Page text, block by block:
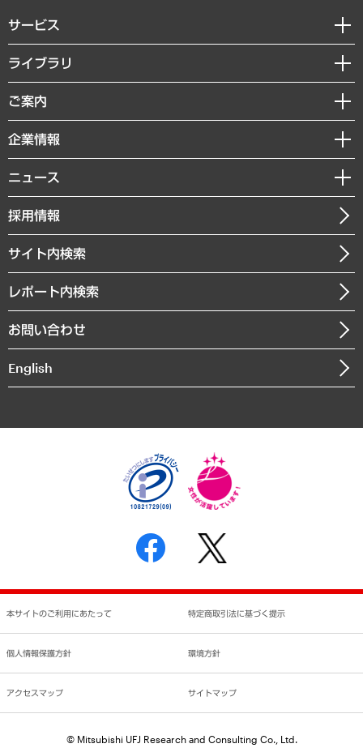
サービス
経営戦略
組織・人事戦略
デジタルイノベーション
共生・ダイバーシティ
GRC（ガバナンス・リスク・コンプライアンス）・防災（政策）
経済・産業・雇用・労働
まちづくり・観光・交通・スポーツ・スマートシティ
自然資源・農林水産業・食料システム
ライブラリ
経済調査
レポート
コラム
経営用語集
受託・受注実績（官公庁関連）
メディア掲載・出演
ご案内
セミナー・イベント情報
MUFGビジネスセミナー
受託案件情報
企業情報
私たちの想い
社長メッセージ
会社概要
沿革
組織図・本部部室紹介
インドネシア現地法人
個人情報保護方針
反社会的勢力に対する基本方針
書面による個人情報の開示等の請求の手続きについて
ニュース
ニュースリリース
お知らせ
採用情報
サイト内検索
レポート内検索
お問い合わせ
English
本サイトのご利用にあたって 特定商取引法に基づく提示
個人情報保護方針 環境方針
アクセスマップ サイトマップ
© Mitsubishi UFJ Research and Consulting Co., Ltd.